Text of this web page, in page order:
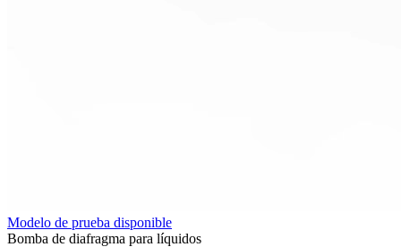
Modelo de prueba disponible
Bomba de diafragma para líquidos